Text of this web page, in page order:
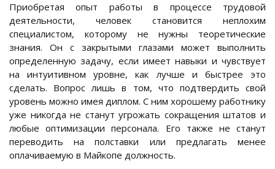
Приобретая опыт работы в процессе трудовой
деятельности, человек становится неплохим
специалистом, которому не нужны теоретические
знания. Он с закрытыми глазами может выполнить
определенную задачу, если имеет навыки и чувствует
на интуитивном уровне, как лучше и быстрее это
сделать. Вопрос лишь в том, что подтвердить свой
уровень можно имея диплом. С ним хорошему работнику
уже никогда не станут угрожать сокращения штатов и
любые оптимизации персонала. Его также не станут
переводить на полставки или предлагать менее
оплачиваемую в Майкопе должность.